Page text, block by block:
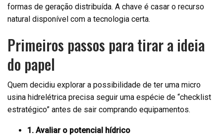
formas de geração distribuída. A chave é casar o recurso
natural disponível com a tecnologia certa.
Primeiros passos para tirar a ideia
do papel
Quem decidiu explorar a possibilidade de ter uma micro
usina hidrelétrica precisa seguir uma espécie de “checklist
estratégico” antes de sair comprando equipamentos.
1. Avaliar o potencial hídrico